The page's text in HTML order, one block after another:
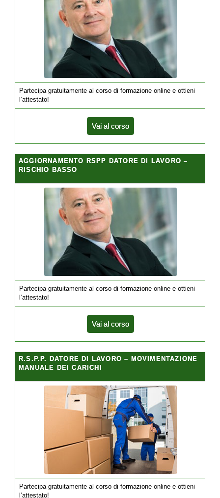
Partecipa gratuitamente al corso di formazione online e ottieni
l’attestato!
Vai al corso
AGGIORNAMENTO RSPP DATORE DI LAVORO –
RISCHIO BASSO
Partecipa gratuitamente al corso di formazione online e ottieni
l’attestato!
Vai al corso
R.S.P.P. DATORE DI LAVORO – MOVIMENTAZIONE
MANUALE DEI CARICHI
Partecipa gratuitamente al corso di formazione online e ottieni
l’attestato!